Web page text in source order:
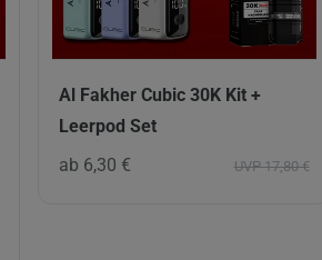
Al Fakher Cubic 30K Kit +
Leerpod Set
UVP 17,80 €
ab 6,30 €